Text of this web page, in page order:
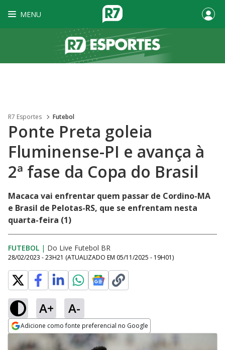
MENU
R7 Esportes Futebol
Ponte Preta goleia
Fluminense-PI e avança à
2ª fase da Copa do Brasil
Macaca vai enfrentar quem passar de Cordino-MA
e Brasil de Pelotas-RS, que se enfrentam nesta
quarta-feira (1)
FUTEBOL | Do Live Futebol BR
28/02/2023 - 23H21 (ATUALIZADO EM 05/11/2025 - 19H01)
A+ A-
Adicione como fonte preferencial no Google
Opens in new window